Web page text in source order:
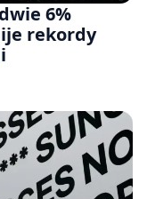
6%
rekordy